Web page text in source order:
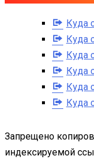
Куда
Куда
Куда
Куда
Куда
Куда
Запрещено
индексируемой